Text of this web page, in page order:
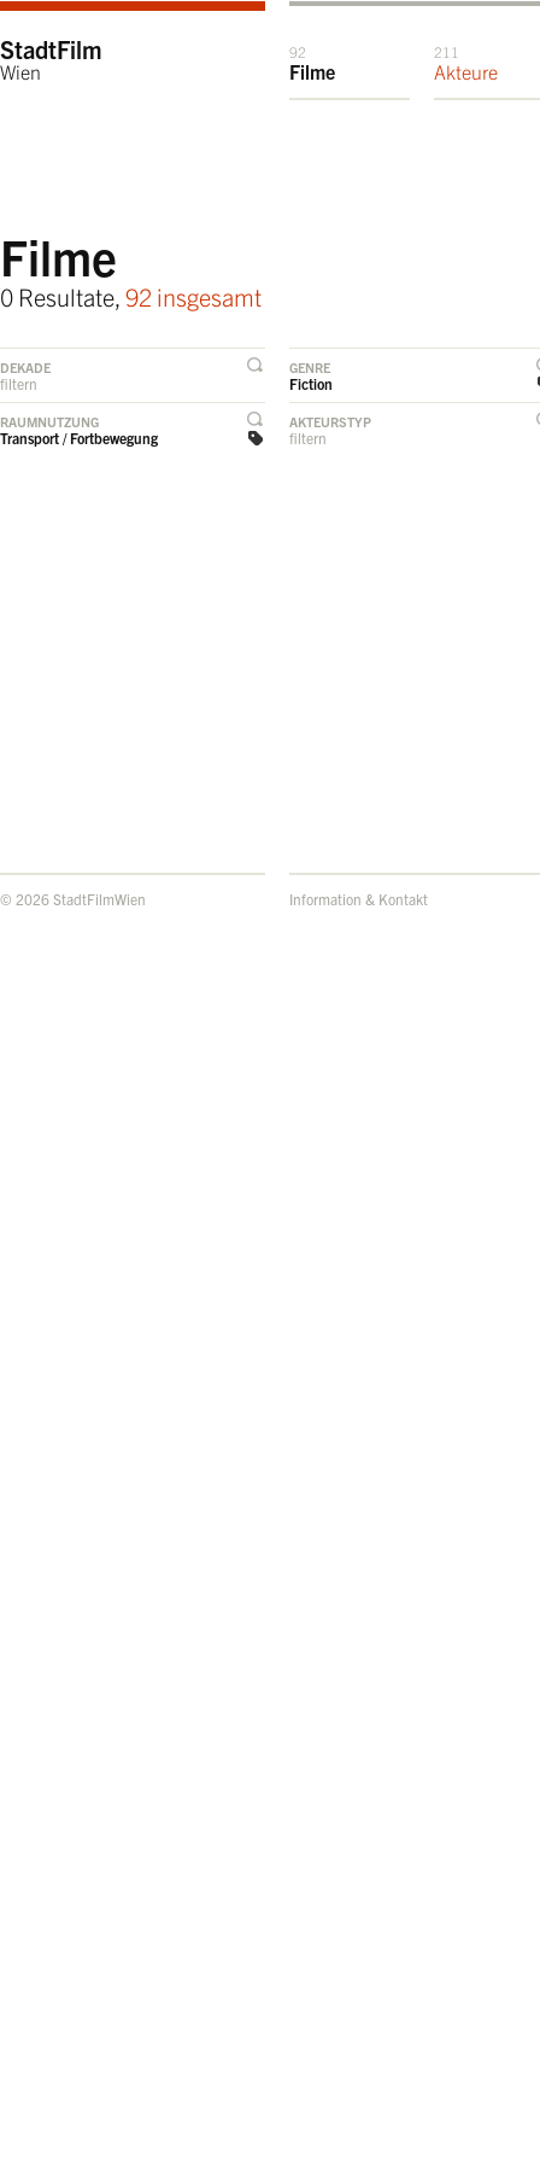
StadtFilm
Wien
92
Filme
211
Akteure
Filme
0 Resultate, 92 insgesamt
DEKADE
filtern
GENRE
Fiction
RAUMNUTZUNG
Transport / Fortbewegung
AKTEURSTYP
filtern
© 2026 StadtFilmWien Information & Kontakt